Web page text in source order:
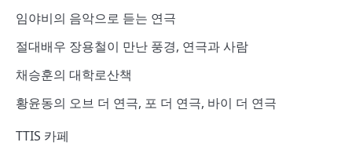
임야비의 음악으로 듣는 연극
절대배우 장용철이 만난 풍경, 연극과 사람
채승훈의 대학로산책
황윤동의 오브 더 연극, 포 더 연극, 바이 더 연극
TTIS 카페